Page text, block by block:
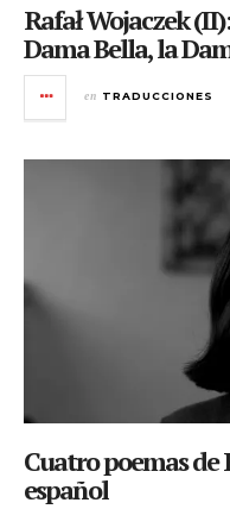
Rafał Wojaczek
Dama Bella, la
en TRADUCCIONES
Cuatro poemas de
español